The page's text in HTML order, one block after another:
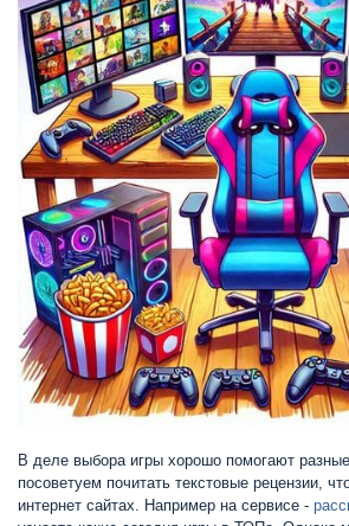
В деле выбора игры хорошо помогают
посоветуем почитать текстовые рецензии,
интернет сайтах. Например на сервисе -